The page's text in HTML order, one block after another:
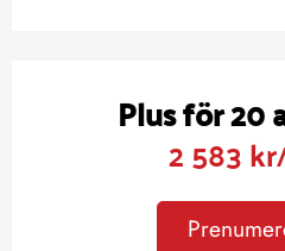
Plus för 20
2 583 kr